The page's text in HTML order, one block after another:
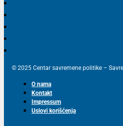
© 2025 Centar savremene politike –
O nama
Kontakt
Impressum
Uslovi korišćenja